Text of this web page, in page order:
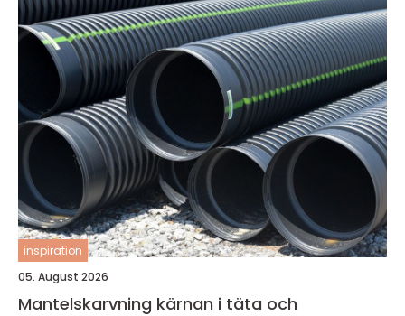
inspiration
05. August 2026
Mantelskarvning kärnan i täta och